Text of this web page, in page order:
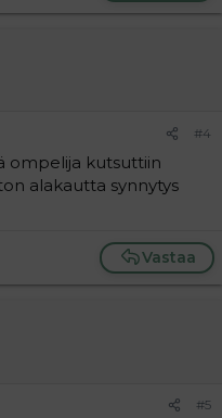
#4
ompelija kutsuttiin
alakautta synnytys
Vastaa
#5